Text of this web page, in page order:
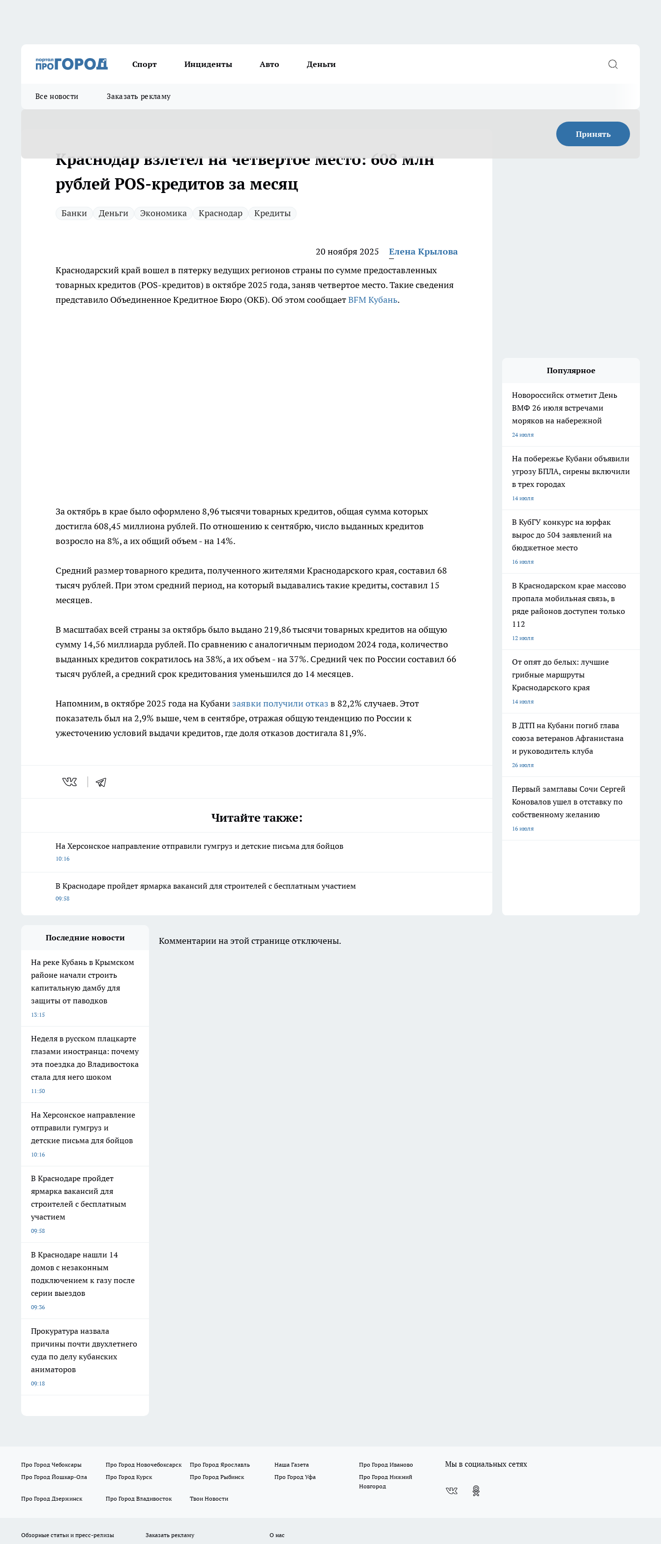
Спорт Инциденты Авто Деньги
Все новости Заказать рекламу
Принять
Краснодар взлетел на четвертое место: 608 млн
рублей POS-кредитов за месяц
Банки Деньги Экономика Краснодар Кредиты
20 ноября 2025
Елена Крылова
Краснодарский край вошел в пятерку ведущих регионов страны по сумме предоставленных
товарных кредитов (POS-кредитов) в октябре 2025 года, заняв четвертое место. Такие сведения
представило Объединенное Кредитное Бюро (ОКБ). Об этом сообщаетBFM Кубань.
За октябрь в крае было оформлено 8,96 тысячи товарных кредитов, общая сумма которых
достигла 608,45 миллиона рублей. По отношению к сентябрю, число выданных кредитов
возросло на 8%, а их общий объем - на 14%.
Средний размер товарного кредита, полученного жителями Краснодарского края, составил 68
тысяч рублей. При этом средний период, на который выдавались такие кредиты, составил 15
месяцев.
В масштабах всей страны за октябрь было выдано 219,86 тысячи товарных кредитов на общую
сумму 14,56 миллиарда рублей. По сравнению с аналогичным периодом 2024 года, количество
выданных кредитов сократилось на 38%, а их объем - на 37%. Средний чек по России составил 66
тысяч рублей, а средний срок кредитования уменьшился до 14 месяцев.
Напомним, в октябре 2025 года на Кубани заявки получили отказ в 82,2% случаев. Этот
показатель был на 2,9% выше, чем в сентябре, отражая общую тенденцию по России к
ужесточению условий выдачи кредитов, где доля отказов достигала 81,9%.
Читайте также:
На Херсонское направление отправили гумгруз и детские письма для бойцов
10:16
В Краснодаре пройдет ярмарка вакансий для строителей с бесплатным участием
09:58
Популярное
Новороссийск отметит День
ВМФ 26 июля встречами
моряков на набережной
24 июля
На побережье Кубани объявили
угрозу БПЛА, сирены включили
в трех городах
14 июля
В КубГУ конкурс на юрфак
вырос до 504 заявлений на
бюджетное место
16 июля
В Краснодарском крае массово
пропала мобильная связь, в
ряде районов доступен только
112
12 июля
От опят до белых: лучшие
грибные маршруты
Краснодарского края
14 июля
В ДТП на Кубани погиб глава
союза ветеранов Афганистана
и руководитель клуба
26 июля
Первый замглавы Сочи Сергей
Коновалов ушел в отставку по
собственному желанию
16 июля
Последние новости
На реке Кубань в Крымском
районе начали строить
капитальную дамбу для
защиты от паводков
13:15
Неделя в русском плацкарте
глазами иностранца: почему
эта поездка до Владивостока
стала для него шоком
11:50
На Херсонское направление
отправили гумгруз и
детские письма для бойцов
10:16
В Краснодаре пройдет
ярмарка вакансий для
строителей с бесплатным
участием
09:58
В Краснодаре нашли 14
домов с незаконным
подключением к газу после
серии выездов
09:36
Прокуратура назвала
причины почти двухлетнего
суда по делу кубанских
аниматоров
09:18
Комментарии на этой странице отключены.
Про Город Чебоксары Про Город Новочебоксарск Про Город Ярославль Наша Газета
Про Город Иваново
Про Город Йошкар-Ола
Про Город Курск Про Город Рыбинск Про Город Уфа
Про Город Нижний
Новгород
Про Город Дзержинск
Про Город Владивосток Твои Новости
Мы в социальных сетях
Обзорные статьи и пресс-релизы Заказать рекламу
О нас